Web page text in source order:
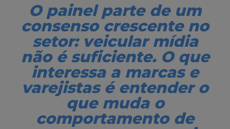
O painel parte de um
consenso crescente no
setor: veicular mídia
não é suficiente. O que
interessa a marcas e
varejistas é entender o
que muda o
comportamento de